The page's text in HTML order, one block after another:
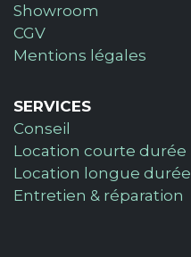
Showroom
CGV
Mentions légales
SERVICES
Conseil
Location courte durée
Location longue durée
Entretien & réparation